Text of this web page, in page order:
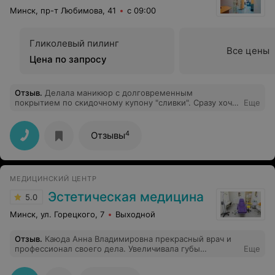
Минск, пр-т Любимова, 41 с 09:00
Гликолевый пилинг
Цена по запросу
Все цены
Отзыв. Делала маникюр с долговременным
покрытием по скидочному купону "сливки". Сразу хочу
достаточно давно и у разных мастеров. Мне очень
понравилось! Всё качественно, быстро, аккуратно и
красиво, качество покрытия тоже достойное. И не
смотря на то, что мастер, делавшая маникюр, немного
угрюмая))) вернусь к ней на маникюр даже без скидок)
время записи и во время моего посещения.
Еще
Отзывы4
МЕДИЦИНСКИЙ ЦЕНТР
5.0 Эстетическая медицина
Минск, ул. Горецкого, 7 Выходной
Отзыв. Каюда Анна Владимировна прекрасный врач и
профессионал своего дела. Увеличивала губы
небольшие кровоподтеки после уколов быстро
Еще